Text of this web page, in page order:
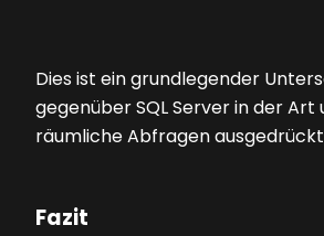
Dies ist ein grundlegender
gegenüber SQL Server in der Art
räumliche Abfragen
Fazit